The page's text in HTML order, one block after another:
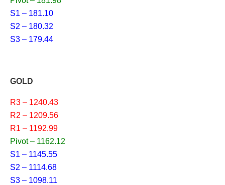
S1 – 181.10
S2 – 180.32
S3 – 179.44
GOLD
R3 – 1240.43
R2 – 1209.56
R1 – 1192.99
Pivot – 1162.12
S1 – 1145.55
S2 – 1114.68
S3 – 1098.11